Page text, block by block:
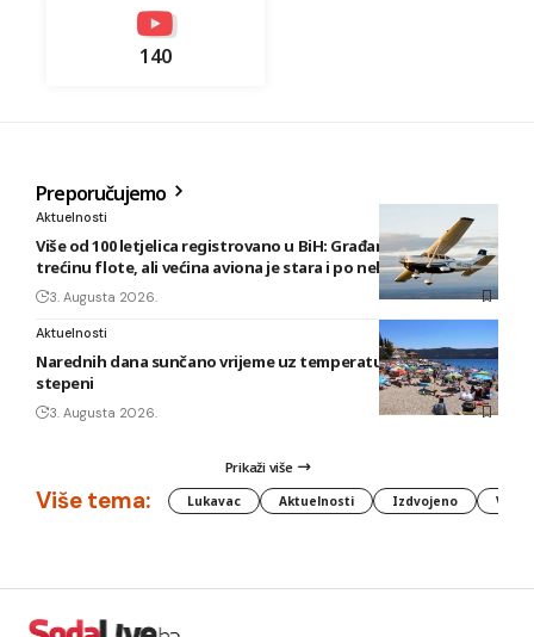
140
Preporučujemo
Aktuelnosti
Više od 100 letjelica registrovano u BiH: Građani posjeduju
trećinu flote, ali većina aviona je stara i po nekoliko decenija
3. Augusta 2026.
Aktuelnosti
Narednih dana sunčano vrijeme uz temperature do 40
stepeni
3. Augusta 2026.
Prikaži više
Više tema: Lukavac Aktuelnosti Izdvojeno